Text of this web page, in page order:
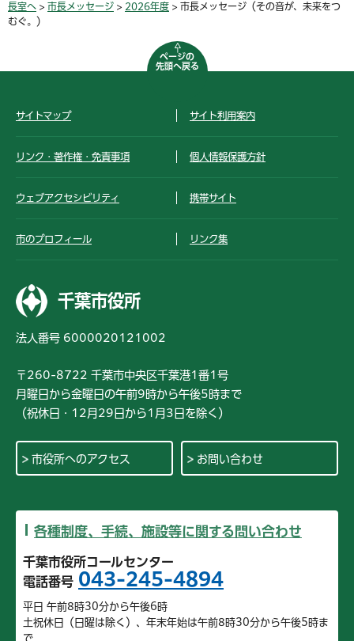
長室へ > 市長メッセージ > 2026年度 > 市長メッセージ（その音が、未来をつ
むぐ。）
ページの
先頭へ戻る
サイトマップ サイト利用案内
リンク・著作権・免責事項 個人情報保護方針
ウェブアクセシビリティ 携帯サイト
市のプロフィール リンク集
千葉市役所
法人番号 6000020121002
〒260-8722 千葉市中央区千葉港1番1号
月曜日から金曜日の午前9時から午後5時まで
（祝休日・12月29日から1月3日を除く）
市役所へのアクセス お問い合わせ
各種制度、手続、施設等に関する問い合わせ
千葉市役所コールセンター
電話番号 043-245-4894
平日 午前8時30分から午後6時
土祝休日（日曜は除く）、年末年始は午前8時30分から午後5時ま
で